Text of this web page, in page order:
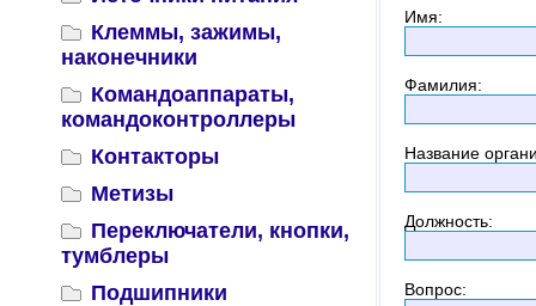
Клеммы, зажимы,
наконечники
Командоаппараты,
командоконтроллеры
Контакторы
Метизы
Переключатели, кнопки,
тумблеры
Подшипники
Имя:
Фамилия:
Название
Должность:
Вопрос: